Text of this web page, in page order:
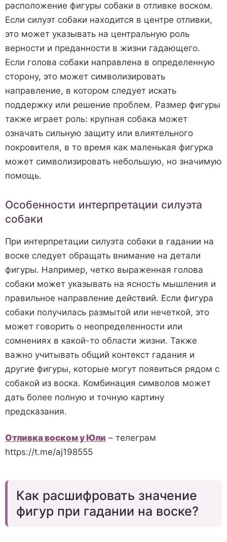
расположение фигуры собаки в отливке воском.
Если силуэт собаки находится в центре отливки,
это может указывать на центральную роль
верности и преданности в жизни гадающего.
Если голова собаки направлена в определенную
сторону, это может символизировать
направление, в котором следует искать
поддержку или решение проблем. Размер фигуры
также играет роль: крупная собака может
означать сильную защиту или влиятельного
покровителя, в то время как маленькая фигурка
может символизировать небольшую, но значимую
помощь.
Особенности интерпретации силуэта
собаки
При интерпретации силуэта собаки в гадании на
воске следует обращать внимание на детали
фигуры. Например, четко выраженная голова
собаки может указывать на ясность мышления и
правильное направление действий. Если фигура
собаки получилась размытой или нечеткой, это
может говорить о неопределенности или
сомнениях в какой-то области жизни. Также
важно учитывать общий контекст гадания и
другие фигуры, которые могут появиться рядом с
собакой из воска. Комбинация символов может
дать более полную и точную картину
предсказания.
Отливка воском у Юли – телеграм
https://t.me/aj198555
Как расшифровать значение
фигур при гадании на воске?